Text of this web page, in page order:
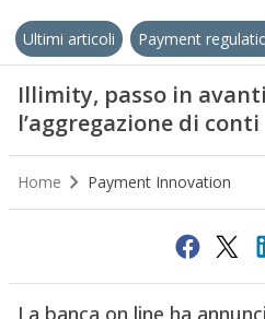
Ultimi articoli Payment
Illimity, passo in
l’aggregazione di conti
Home Payment Innovation